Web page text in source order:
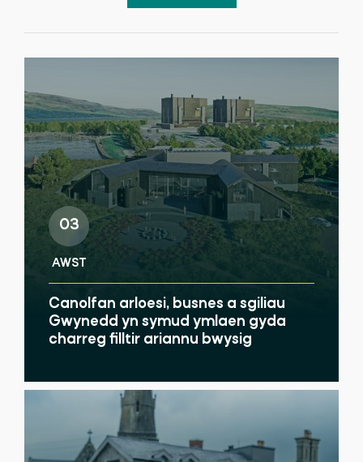
03
AWST
Canolfan arloesi, busnes a sgiliau
Gwynedd yn symud ymlaen gyda
charreg filltir ariannu bwysig